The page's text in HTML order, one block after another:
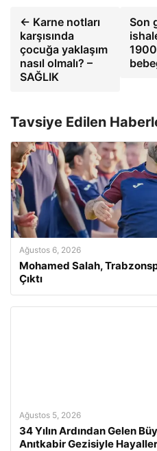
← Karne notları
karşısında
çocuğa yaklaşım
nasıl olmalı? –
SAĞLIK
Son
Tavsiye Edilen
Ağustos 6, 2026
Mohamed Salah,
Çıktı
Ağustos 5, 2026
34 Yılın Ardından Gelen
Anıtkabir Gezisiyle